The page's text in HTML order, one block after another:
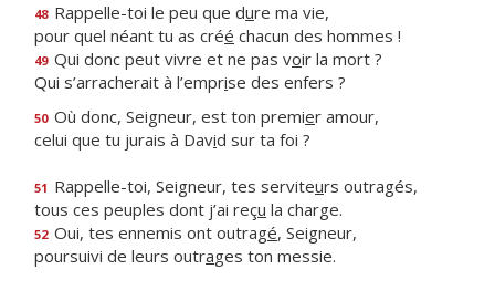
48 Rappelle-toi le peu que dure ma vie,
pour quel néant tu as créé chacun des hommes !
49 Qui donc peut vivre et ne pas voir la mort ?
Qui s’arracherait à l’emprise des enfers ?
50 Où donc, Seigneur, est ton premier amour,
celui que tu jurais à David sur ta foi ?
51 Rappelle-toi, Seigneur, tes serviteurs outragés,
tous ces peuples dont j’ai reçu la charge.
52 Oui, tes ennemis ont outragé, Seigneur,
poursuivi de leurs outrages ton messie.